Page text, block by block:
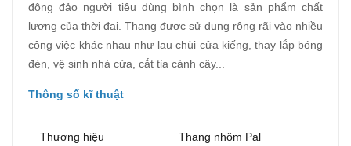
đông đảo người tiêu dùng bình chọn là sản phẩm chất
lượng của thời đại. Thang được sử dụng rộng rãi vào nhiều
công việc khác nhau như lau chùi cửa kiếng, thay lắp bóng
đèn, vệ sinh nhà cửa, cắt tỉa cành cây...
Thông số kĩ thuật
Thương hiệu Thang nhôm Pal